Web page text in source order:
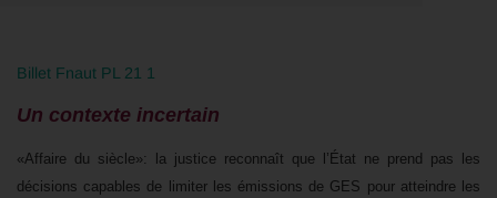
Billet Fnaut PL 21 1
Un contexte incertain
«Affaire du siècle»: la justice reconnaît que l’État ne prend pas les
décisions capables de limiter les émissions de GES pour atteindre les